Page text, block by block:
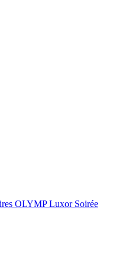
OLYMP Luxor Soirée